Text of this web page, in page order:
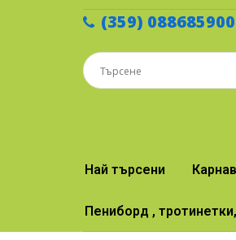
(359)
Най търсени
Пениборд ,